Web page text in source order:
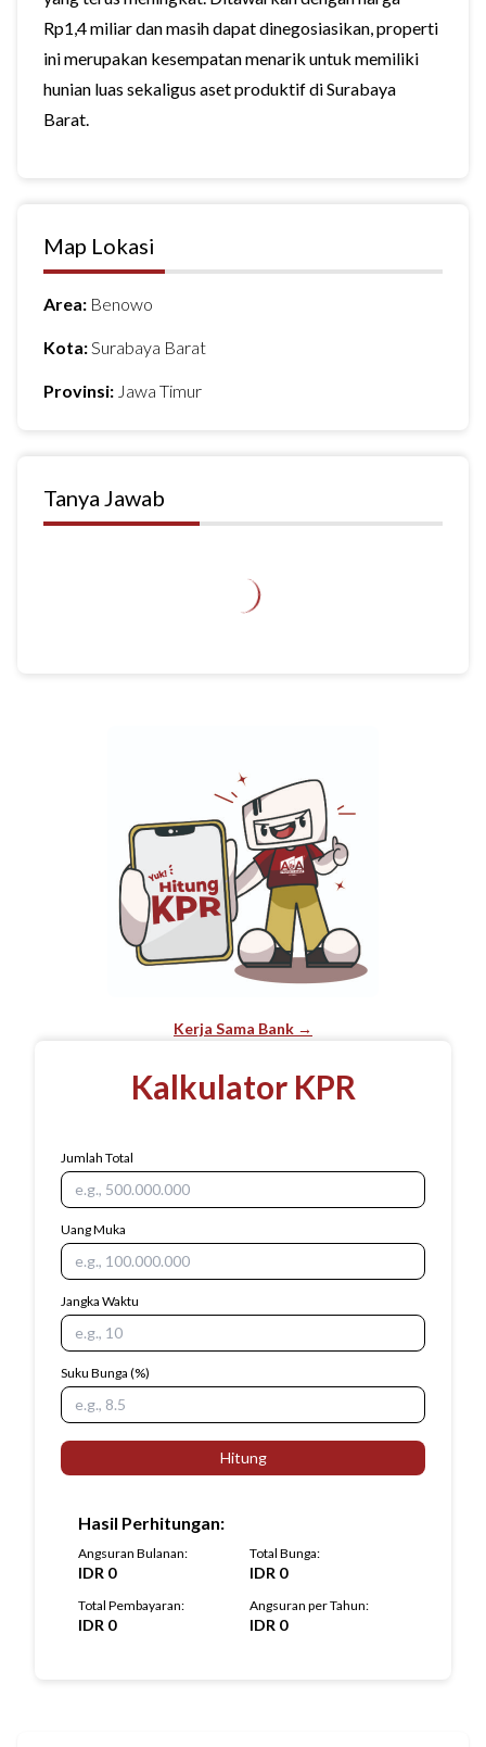
Kerja Sama Bank →
Kalkulator KPR
Jumlah Total
Uang Muka
Jangka Waktu
Suku Bunga (%)
Hitung
Hasil Perhitungan:
Angsuran Bulanan:
IDR 0
Total Bunga:
IDR 0
Total Pembayaran:
IDR 0
Angsuran per Tahun:
IDR 0
Rp1,4 miliar dan masih dapat dinegosiasikan, properti
ini merupakan kesempatan menarik untuk memiliki
hunian luas sekaligus aset produktif di Surabaya
Barat.
Map Lokasi
Area: Benowo
Kota:Surabaya Barat
Provinsi: Jawa Timur
Tanya Jawab